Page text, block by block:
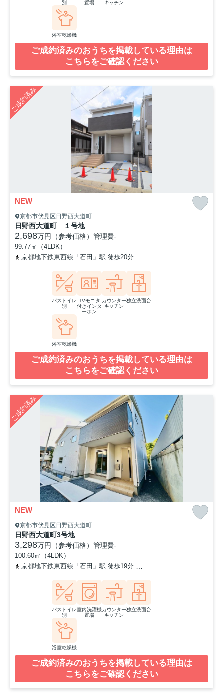
別 置場 キッチン
浴室乾燥機
ご成約済みのおうちを掲載している理由は
こちらをご確認ください
ご成約済み
NEW
京都市伏見区日野西大道町
日野西大道町 １号地
2,698万円（参考価格） 管理費-
99.77㎡（4LDK）
京都地下鉄東西線「石田」駅 徒歩20分
バストイレ
別
TVモニタ
付きインタ
ーホン
カウンター
キッチン
独立洗面台
浴室乾燥機
ご成約済みのおうちを掲載している理由は
こちらをご確認ください
ご成約済み
NEW
京都市伏見区日野西大道町
日野西大道町3号地
3,298万円（参考価格） 管理費-
100.60㎡（4LDK）
京都地下鉄東西線「石田」駅 徒歩19分
バストイレ
別
室内洗濯機
置場
カウンター
キッチン
独立洗面台
浴室乾燥機
ご成約済みのおうちを掲載している理由は
こちらをご確認ください